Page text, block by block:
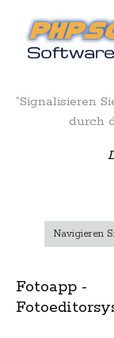
“Signalisieren
durch
Fotoapp -